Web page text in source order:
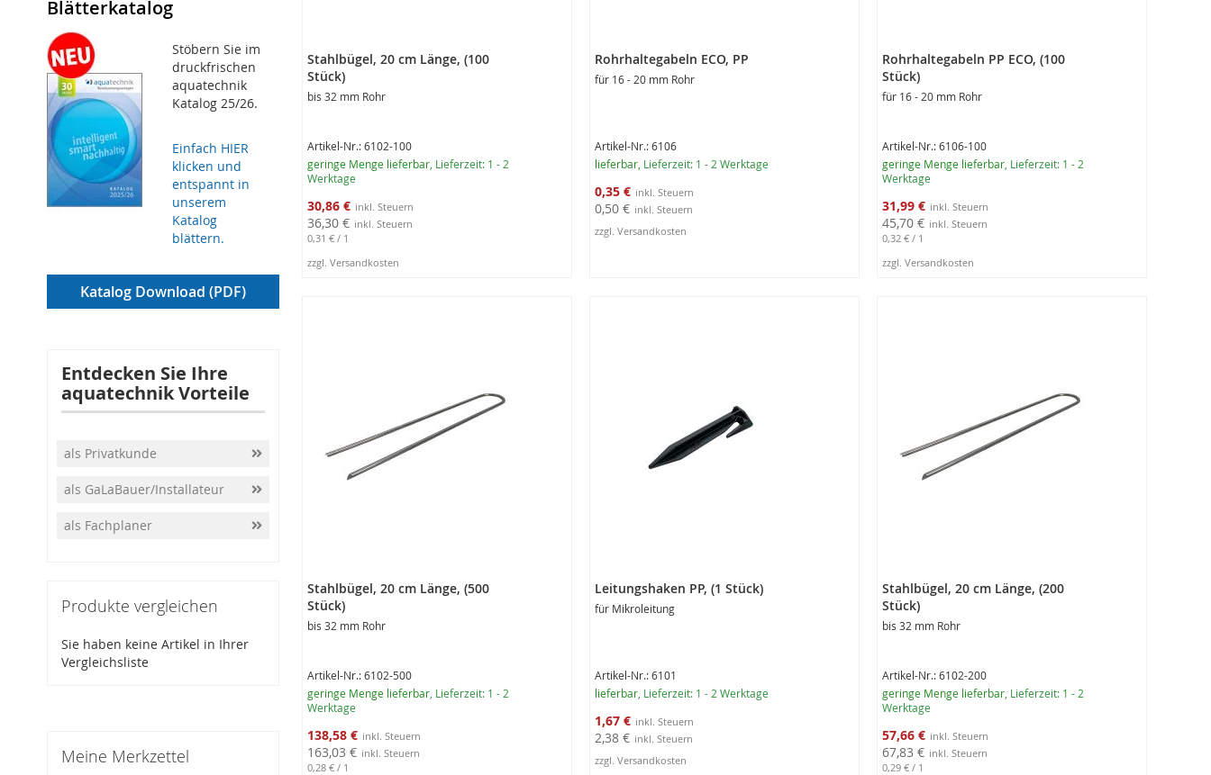
Stahlbügel, 20 cm Länge, (100
Stück)
bis 32 mm Rohr
Artikel-Nr.: 6102-100
geringe Menge lieferbar , Lieferzeit: 1 - 2
Werktage
Sonderangebot
30,86 €
36,30 €
0,31 € / 1
zzgl. Versandkosten
Rohrhaltegabeln ECO, PP
für 16 - 20 mm Rohr
Artikel-Nr.: 6106
lieferbar , Lieferzeit: 1 - 2 Werktage
Sonderangebot
0,35 €
0,50 €
zzgl. Versandkosten
Rohrhaltegabeln PP ECO, (100
Stück)
für 16 - 20 mm Rohr
Artikel-Nr.: 6106-100
geringe Menge lieferbar , Lieferzeit: 1 - 2
Werktage
Sonderangebot
31,99 €
45,70 €
0,32 € / 1
zzgl. Versandkosten
Stahlbügel, 20 cm Länge, (500
Stück)
bis 32 mm Rohr
Artikel-Nr.: 6102-500
geringe Menge lieferbar , Lieferzeit: 1 - 2
Werktage
Sonderangebot
138,58 €
163,03 €
0,28 € / 1
Leitungshaken PP, (1 Stück)
für Mikroleitung
Artikel-Nr.: 6101
lieferbar , Lieferzeit: 1 - 2 Werktage
Sonderangebot
1,67 €
2,38 €
zzgl. Versandkosten
Stahlbügel, 20 cm Länge, (200
Stück)
bis 32 mm Rohr
Artikel-Nr.: 6102-200
geringe Menge lieferbar , Lieferzeit: 1 - 2
Werktage
Sonderangebot
57,66 €
67,83 €
0,29 € / 1
Blätterkatalog
Stöbern Sie im
druckfrischen
aquatechnik
Katalog 25/26.
Einfach HIER
klicken und
entspannt in
unserem
Katalog
blättern.
Katalog Download (PDF)
Entdecken Sie Ihre
aquatechnik Vorteile
als Privatkunde
als GaLaBauer/Installateur
als Fachplaner
Produkte vergleichen
Sie haben keine Artikel in Ihrer
Vergleichsliste
Meine Merkzettel